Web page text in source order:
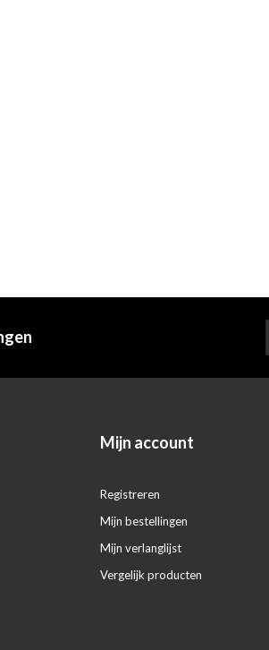
Mijn account
Registreren
Mijn bestellingen
Mijn verlanglijst
Vergelijk producten